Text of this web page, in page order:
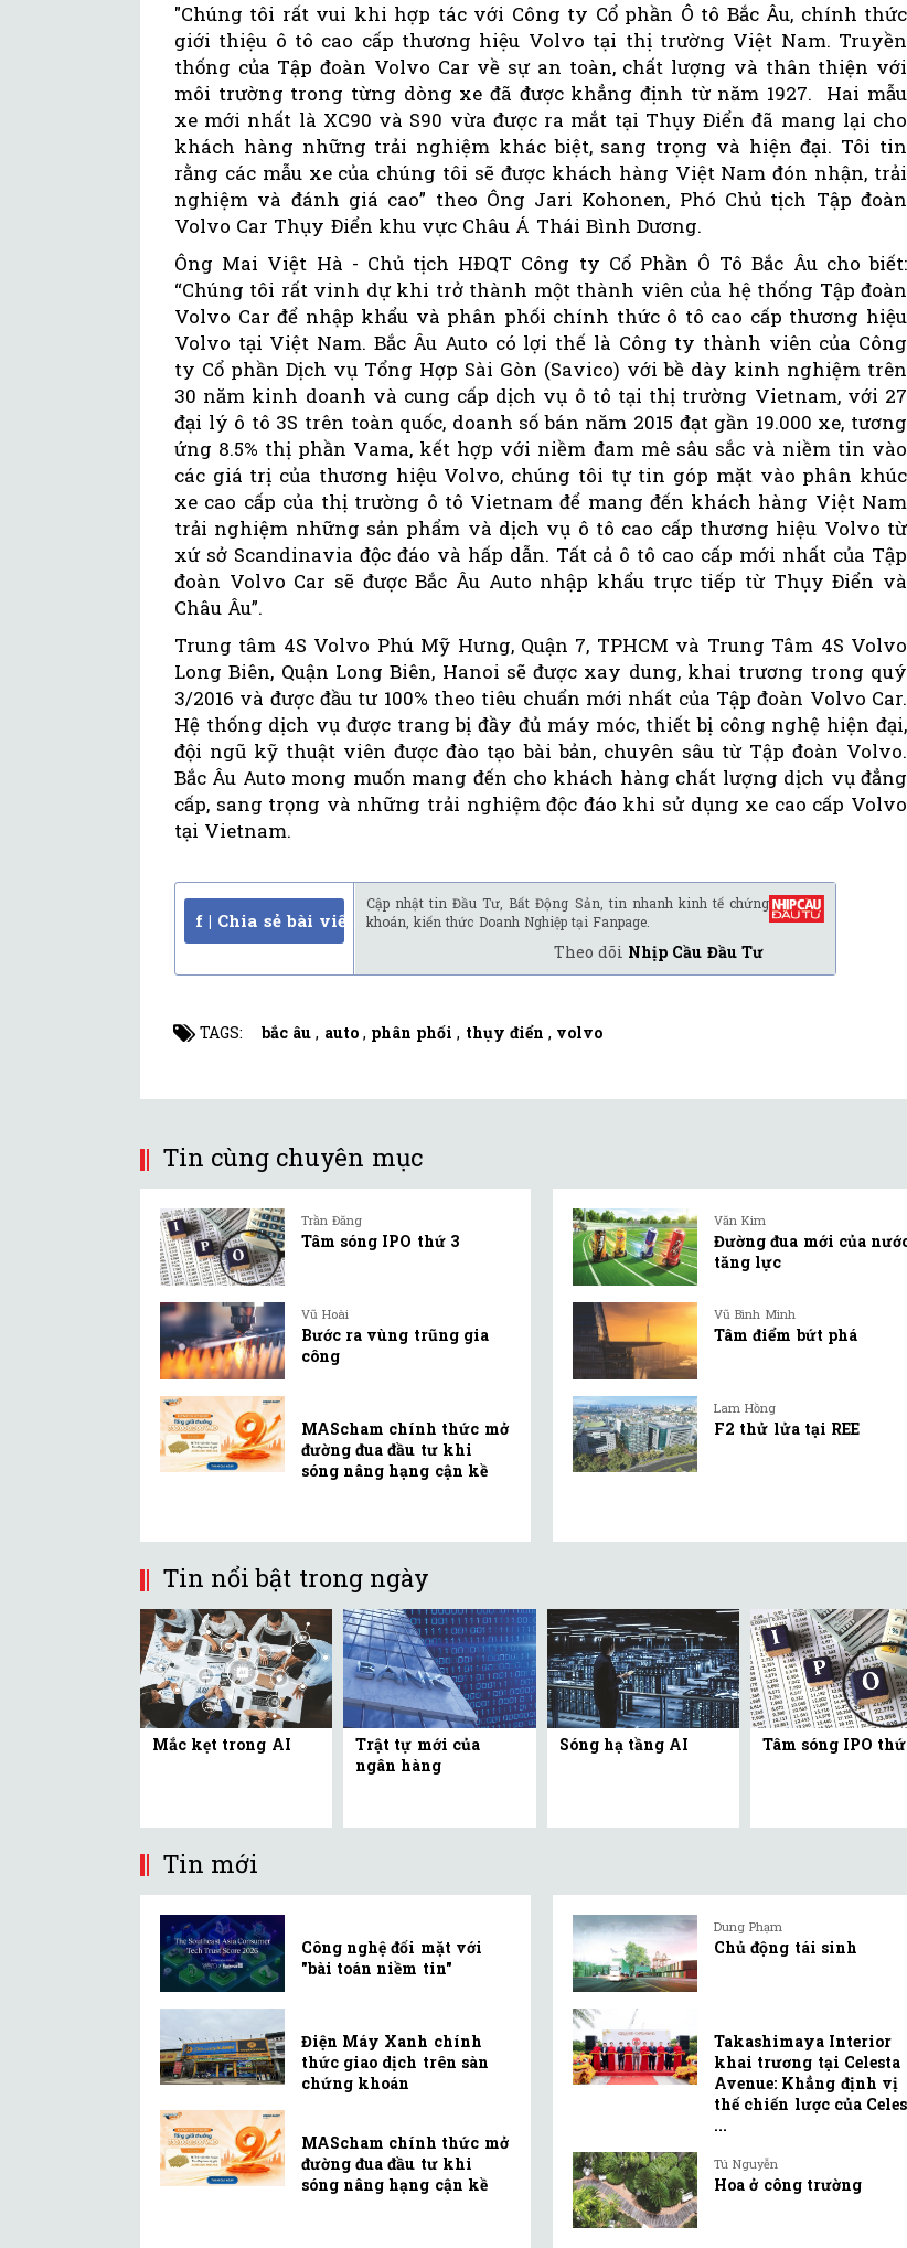
"Chúng tôi rất vui khi hợp tác với Công ty Cổ phần Ô tô Bắc Âu, chính thức
giới thiệu ô tô cao cấp thương hiệu Volvo tại thị trường Việt Nam. Truyền
thống của Tập đoàn Volvo Car về sự an toàn, chất lượng và thân thiện với
môi trường trong từng dòng xe đã được khẳng định từ năm 1927. Hai mẫu
xe mới nhất là XC90 và S90 vừa được ra mắt tại Thụy Điển đã mang lại cho
khách hàng những trải nghiệm khác biệt, sang trọng và hiện đại. Tôi tin
rằng các mẫu xe của chúng tôi sẽ được khách hàng Việt Nam đón nhận, trải
nghiệm và đánh giá cao” theo Ông Jari Kohonen, Phó Chủ tịch Tập đoàn
Volvo Car Thụy Điển khu vực Châu Á Thái Bình Dương.
Ông Mai Việt Hà - Chủ tịch HĐQT Công ty Cổ Phần Ô Tô Bắc Âu cho biết:
“Chúng tôi rất vinh dự khi trở thành một thành viên của hệ thống Tập đoàn
Volvo Car để nhập khẩu và phân phối chính thức ô tô cao cấp thương hiệu
Volvo tại Việt Nam. Bắc Âu Auto có lợi thế là Công ty thành viên của Công
ty Cổ phần Dịch vụ Tổng Hợp Sài Gòn (Savico) với bề dày kinh nghiệm trên
30 năm kinh doanh và cung cấp dịch vụ ô tô tại thị trường Vietnam, với 27
đại lý ô tô 3S trên toàn quốc, doanh số bán năm 2015 đạt gần 19.000 xe, tương
ứng 8.5% thị phần Vama, kết hợp với niềm đam mê sâu sắc và niềm tin vào
các giá trị của thương hiệu Volvo, chúng tôi tự tin góp mặt vào phân khúc
xe cao cấp của thị trường ô tô Vietnam để mang đến khách hàng Việt Nam
trải nghiệm những sản phẩm và dịch vụ ô tô cao cấp thương hiệu Volvo từ
xứ sở Scandinavia độc đáo và hấp dẫn. Tất cả ô tô cao cấp mới nhất của Tập
đoàn Volvo Car sẽ được Bắc Âu Auto nhập khẩu trực tiếp từ Thụy Điển và
Châu Âu”.
Trung tâm 4S Volvo Phú Mỹ Hưng, Quận 7, TPHCM và Trung Tâm 4S Volvo
Long Biên, Quận Long Biên, Hanoi sẽ được xay dung, khai trương trong quý
3/2016 và được đầu tư 100% theo tiêu chuẩn mới nhất của Tập đoàn Volvo Car.
Hệ thống dịch vụ được trang bị đầy đủ máy móc, thiết bị công nghệ hiện đại,
đội ngũ kỹ thuật viên được đào tạo bài bản, chuyên sâu từ Tập đoàn Volvo.
Bắc Âu Auto mong muốn mang đến cho khách hàng chất lượng dịch vụ đẳng
cấp, sang trọng và những trải nghiệm độc đáo khi sử dụng xe cao cấp Volvo
tại Vietnam.
f | Chia sẻ bài viết
Cập nhật tin Đầu Tư, Bất Động Sản, tin nhanh kinh tế chứng
khoán, kiến thức Doanh Nghiệp tại Fanpage.
Theo dõi Nhịp Cầu Đầu Tư
TAGS: bắc âu , auto, phân phối , thụy điển , volvo
Tin cùng chuyên mục
Trần Đăng
Tâm sóng IPO thứ 3
Vũ Hoài
Bước ra vùng trũng gia
công
MAScham chính thức mở
đường đua đầu tư khi
sóng nâng hạng cận kề
Văn Kim
Đường đua mới của
tăng lực
Vũ Bình Minh
Tâm điểm bứt phá
Lam Hồng
F2 thử lửa tại REE
Tin nổi bật trong ngày
Mắc kẹt trong AI
Trật tự mới của
ngân hàng
Sóng hạ tầng AI Tâm sóng IPO
Tin mới
Công nghệ đối mặt với
"bài toán niềm tin"
Điện Máy Xanh chính
thức giao dịch trên sàn
chứng khoán
MAScham chính thức mở
đường đua đầu tư khi
sóng nâng hạng cận kề
Dung Phạm
Chủ động tái sinh
Takashimaya Interior
khai trương tại Celesta
Avenue: Khẳng định vị
thế chiến lược của
...
Tú Nguyễn
Hoa ở công trường